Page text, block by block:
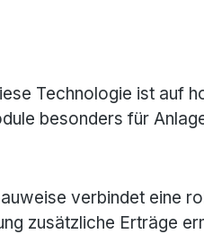
Technologie ist auf
besonders für
verbindet eine
zusätzliche Erträge